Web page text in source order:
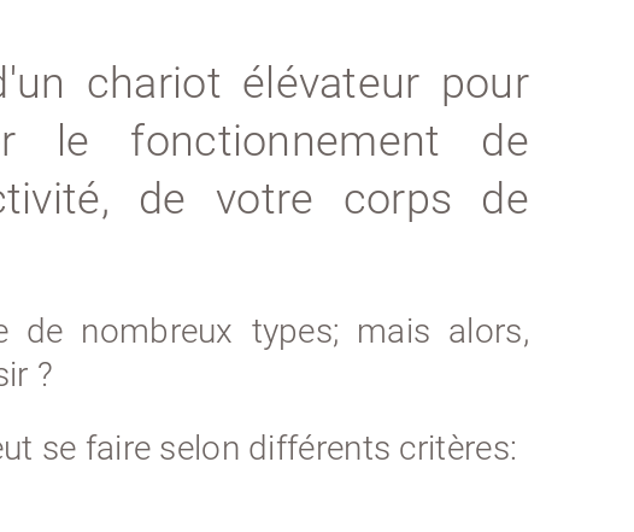
chariot élévateur pour
le fonctionnement de
de votre corps de
de nombreux types; mais alors,
?
se faire selon différents critères: